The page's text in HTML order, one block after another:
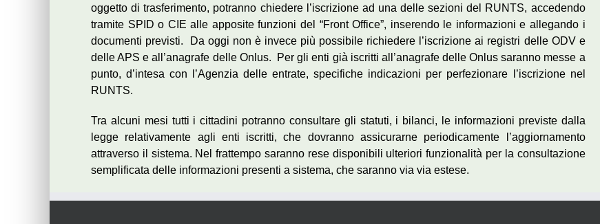
oggetto di trasferimento, potranno chiedere l’iscrizione ad una delle sezioni del RUNTS, accedendo
tramite SPID o CIE alle apposite funzioni del “Front Office”, inserendo le informazioni e allegando i
documenti previsti. Da oggi non è invece più possibile richiedere l’iscrizione ai registri delle ODV e
delle APS e all’anagrafe delle Onlus. Per gli enti già iscritti all’anagrafe delle Onlus saranno messe a
punto, d’intesa con l’Agenzia delle entrate, specifiche indicazioni per perfezionare l’iscrizione nel
RUNTS.
Tra alcuni mesi tutti i cittadini potranno consultare gli statuti, i bilanci, le informazioni previste dalla
legge relativamente agli enti iscritti, che dovranno assicurarne periodicamente l’aggiornamento
attraverso il sistema. Nel frattempo saranno rese disponibili ulteriori funzionalità per la consultazione
semplificata delle informazioni presenti a sistema, che saranno via via estese.